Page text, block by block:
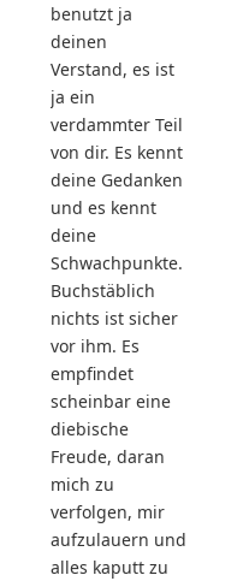
benutzt ja
deinen
Verstand, es ist
ja ein
verdammter Teil
von dir. Es kennt
deine Gedanken
und es kennt
deine
Schwachpunkte.
Buchstäblich
nichts ist sicher
vor ihm. Es
empfindet
scheinbar eine
diebische
Freude, daran
mich zu
verfolgen, mir
aufzulauern und
alles kaputt zu